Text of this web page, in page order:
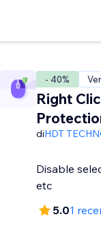
- 40%
Right
diHDT
Disable
etc
5.01